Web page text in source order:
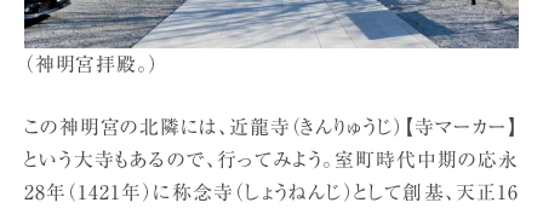
（神明宮拝殿。）
この神明宮の北隣には、近龍寺（きんりゅうじ）【寺マーカー】
という大寺もあるので、行ってみよう。室町時代中期の応永
28年（1421年）に称念寺（しょうねんじ）として創基、天正16